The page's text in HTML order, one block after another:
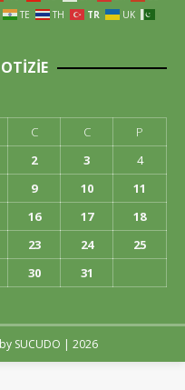
TE TH TR
UK
C C
P
2 3
4
9 10
11
16 17
18
23 24
25
30
31
SUCUDO | 2026